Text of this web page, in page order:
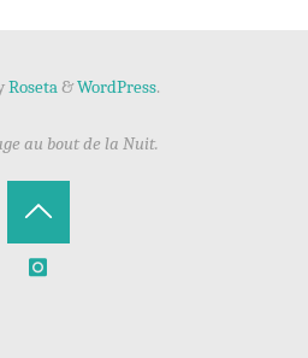
Roseta&WordPress.
au bout de la Nuit.
Back